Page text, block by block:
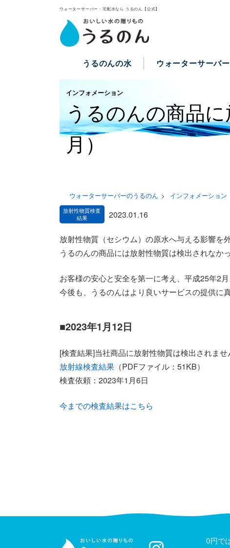
ウォーターサーバー・宅配水なら うるのん【公式】
うるのんの水 ウォーターサーバー
インフォメーション
うるのんの商品
月）
ウォーターサーバーのうるのん インフォメーション
2023.01.16
放射性物質（セシウム）の原水へ与える影響を
うるのんの商品には放射性物質は検出されなか
お客様の安心と安全を第一に考え、平成25年2
今後も、うるのんはより良いサービスの提供に
■2023年1月12日
[検査結果]当社商品に放射性物質は検出されませ
放射線検査結果 （PDFファイル：51KB）
検査依頼：2023年1月6日
今までの検査結果はこちら
0円で